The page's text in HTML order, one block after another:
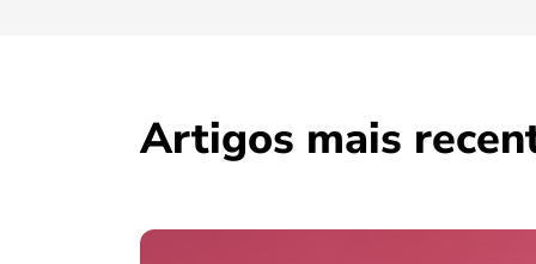
Artigos mais